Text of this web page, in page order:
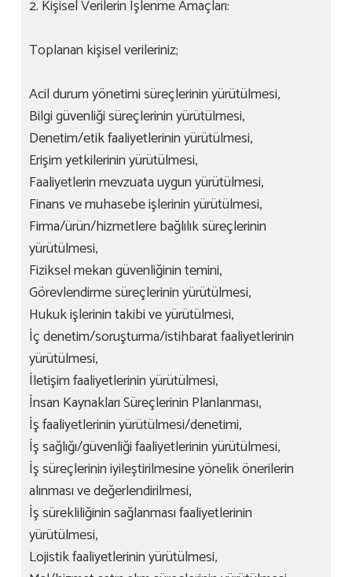
2. Kişisel Verilerin İşlenme Amaçları:
Toplanan kişisel verileriniz;
Acil durum yönetimi süreçlerinin yürütülmesi,
Bilgi güvenliği süreçlerinin yürütülmesi,
Denetim/etik faaliyetlerinin yürütülmesi,
Erişim yetkilerinin yürütülmesi,
Faaliyetlerin mevzuata uygun yürütülmesi,
Finans ve muhasebe işlerinin yürütülmesi,
Firma/ürün/hizmetlere bağlılık süreçlerinin
yürütülmesi,
Fiziksel mekan güvenliğinin temini,
Görevlendirme süreçlerinin yürütülmesi,
Hukuk işlerinin takibi ve yürütülmesi,
İç denetim/soruşturma/istihbarat faaliyetlerinin
yürütülmesi,
İletişim faaliyetlerinin yürütülmesi,
İnsan Kaynakları Süreçlerinin Planlanması,
İş faaliyetlerinin yürütülmesi/denetimi,
İş sağlığı/güvenliği faaliyetlerinin yürütülmesi,
İş süreçlerinin iyileştirilmesine yönelik önerilerin
alınması ve değerlendirilmesi,
İş sürekliliğinin sağlanması faaliyetlerinin
yürütülmesi,
Lojistik faaliyetlerinin yürütülmesi,